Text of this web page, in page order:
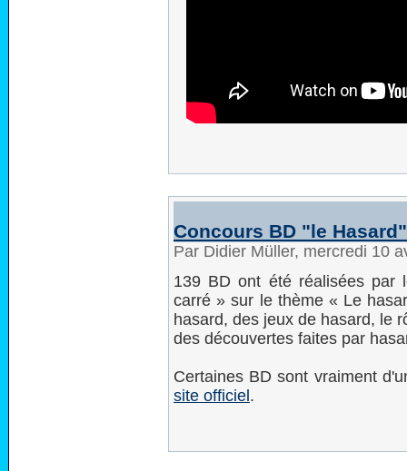
Concours BD "le
Par Didier Müller, mercredi 10
139 BD ont été réalisées par
carré » sur le thème « Le
hasard, des jeux de hasard, le
des découvertes faites par
Certaines BD sont vraiment
site officiel .